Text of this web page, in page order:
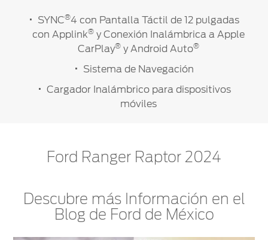
SYNC®4 con Pantalla Táctil de 12 pulgadas
con Applink® y Conexión Inalámbrica a Apple
CarPlay® y Android Auto®
Sistema de Navegación
Cargador Inalámbrico para dispositivos
móviles
Ford Ranger Raptor 2024
Descubre más Información en el
Blog de Ford de México